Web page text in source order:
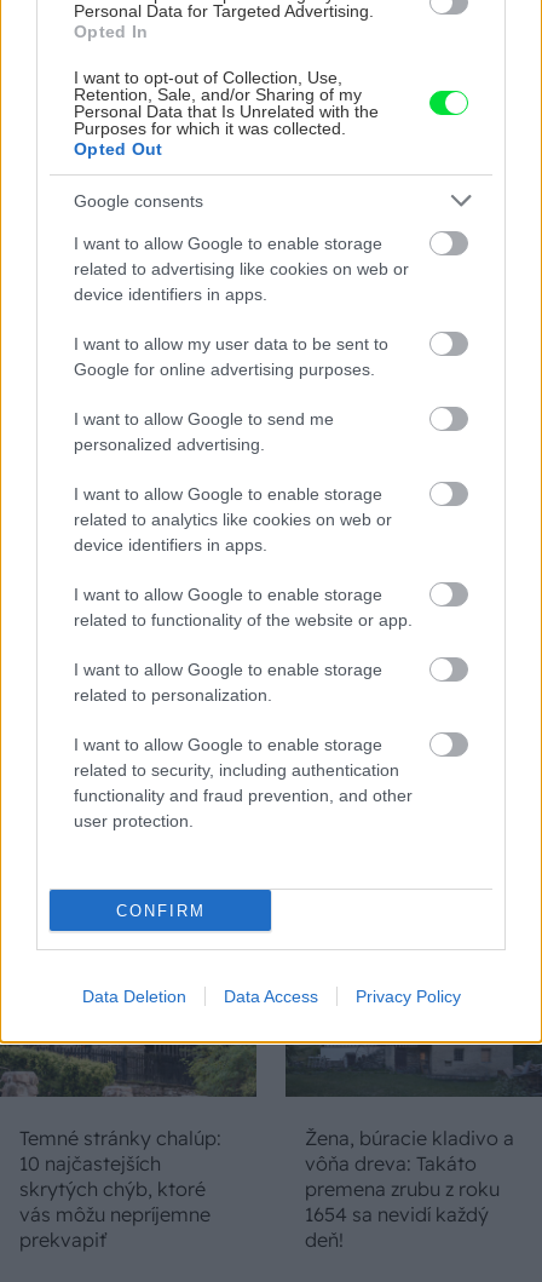
Personal Data for Targeted Advertising.
Opted In
I want to opt-out of Collection, Use,
Retention, Sale, and/or Sharing of my
Personal Data that Is Unrelated with the
Purposes for which it was collected.
Opted Out
Google consents
I want to allow Google to enable storage
related to advertising like cookies on web or
device identifiers in apps.
I want to allow my user data to be sent to
Google for online advertising purposes.
I want to allow Google to send me
personalized advertising.
I want to allow Google to enable storage
related to analytics like cookies on web or
device identifiers in apps.
I want to allow Google to enable storage
related to functionality of the website or app.
I want to allow Google to enable storage
related to personalization.
I want to allow Google to enable storage
related to security, including authentication
functionality and fraud prevention, and other
user protection.
CONFIRM
Data Deletion Data Access Privacy Policy
záhonu celosezónny
ktoré slnko svieti celý
levanduľa! 7 fialových
krások, ktoré rozžiaria
ochabnuté izbové
rastliny? Pravda vás
CHALUPA
Na Morave prerobila
starú chalupu na
nepoznanie: Keď
vojdete dnu, zabudnete,
S motorovou pílou sa
dokáže aj podpísať.
Slovák sa nebál a v
Temné stránky chalúp:
10 najčastejších
skrytých chýb, ktoré
vás môžu nepríjemne
prekvapiť
Žena, búracie kladivo a
vôňa dreva: Takáto
premena zrubu z roku
1654 sa nevidí každý
deň!